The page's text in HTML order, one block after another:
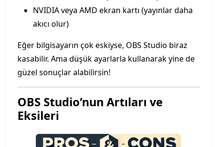
NVIDIA veya AMD ekran kartı (yayınlar daha
akıcı olur)
Eğer bilgisayarın çok eskiyse, OBS Studio biraz
kasabilir. Ama düşük ayarlarla kullanarak yine de
güzel sonuçlar alabilirsin!
OBS Studio’nun Artıları ve
Eksileri